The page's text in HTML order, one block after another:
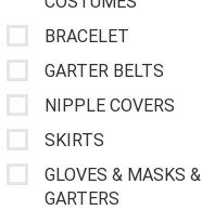
BRACELET
GARTER BELTS
NIPPLE COVERS
SKIRTS
GLOVES & MASKS &
GARTERS